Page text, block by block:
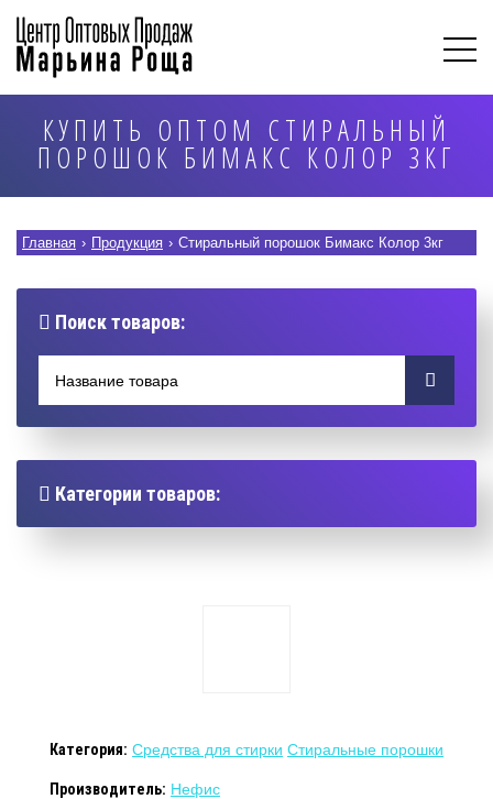
КУПИТЬ ОПТОМ СТИРАЛЬНЫЙ
ПОРОШОК БИМАКС КОЛОР 3КГ
Главная › Продукция › Стиральный порошок Бимакс Колор 3кг
Поиск товаров:
Категории товаров:
Категория: Средства для стирки Стиральные порошки
Производитель: Нефис